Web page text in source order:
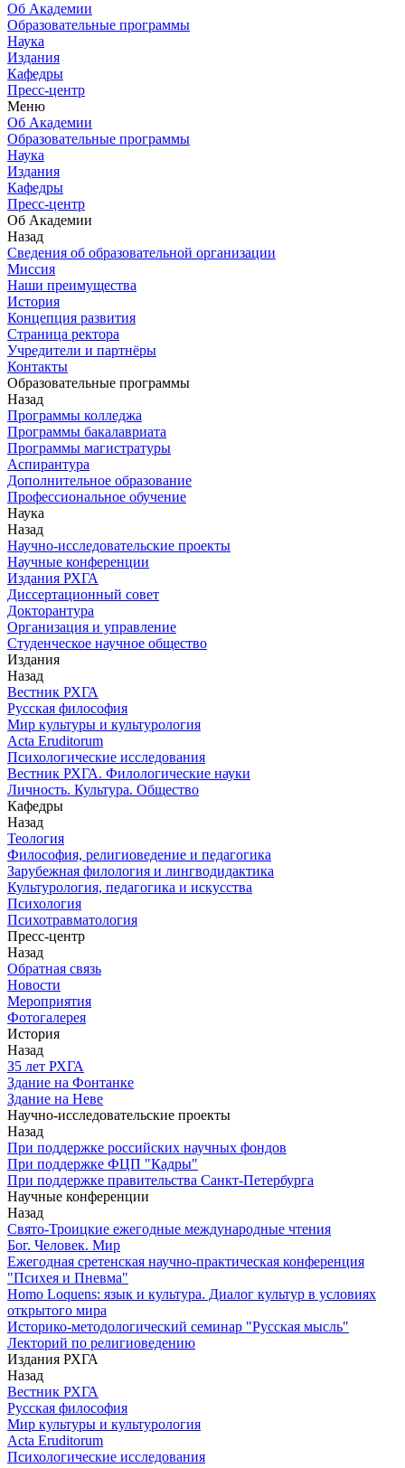
Об Академии
Образовательные программы
Наука
Издания
Кафедры
Пресс-центр
Меню
Об Академии
Образовательные программы
Наука
Издания
Кафедры
Пресс-центр
Об Академии
Назад
Сведения об образовательной организации
Миссия
Наши преимущества
История
Концепция развития
Страница ректора
Учредители и партнёры
Контакты
Образовательные программы
Назад
Программы колледжа
Программы бакалавриата
Программы магистратуры
Аспирантура
Дополнительное образование
Профессиональное обучение
Наука
Назад
Научно-исследовательские проекты
Научные конференции
Издания РХГА
Диссертационный совет
Докторантура
Организация и управление
Студенческое научное общество
Издания
Назад
Вестник РХГА
Русская философия
Мир культуры и культурология
Acta Eruditorum
Психологические исследования
Вестник РХГА. Филологические науки
Личность. Культура. Общество
Кафедры
Назад
Теология
Философия, религиоведение и педагогика
Зарубежная филология и лингводидактика
Культурология, педагогика и искусства
Психология
Психотравматология
Пресс-центр
Назад
Обратная связь
Новости
Мероприятия
Фотогалерея
История
Назад
З5 лет РХГА
Здание на Фонтанке
Здание на Неве
Научно-исследовательские проекты
Назад
При поддержке российских научных фондов
При поддержке ФЦП "Кадры"
При поддержке правительства Санкт-Петербурга
Научные конференции
Назад
Свято-Троицкие ежегодные международные чтения
Бог. Человек. Мир
Ежегодная сретенская научно-практическая конференция
"Психея и Пневма"
Homo Loquens: язык и культура. Диалог культур в условиях
открытого мира
Историко-методологический семинар "Русская мысль"
Лекторий по религиоведению
Издания РХГА
Назад
Вестник РХГА
Русская философия
Мир культуры и культурология
Acta Eruditorum
Психологические исследования